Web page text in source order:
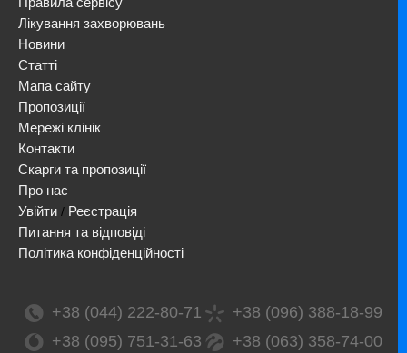
Лікування захворювань
Новини
Статті
Мапа сайту
Пропозиції
Мережі клінік
Контакти
Скарги та пропозиції
Про нас
Увійти / Реєстрація
Питання та відповіді
Політика конфіденційності
+38 (044) 222-80-71
+38 (096) 388-18-99
+38 (095) 751-31-63
+38 (063) 358-74-00